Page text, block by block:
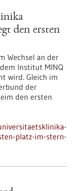
den ersten
Wechsel an der
Institut MINQ
wird. Gleich im
der
den ersten
platz-im-stern-